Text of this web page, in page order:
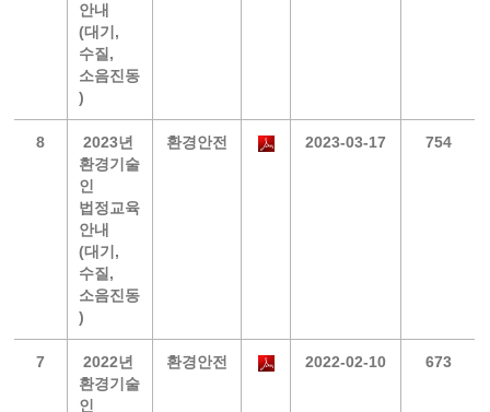
안내
(대기,
수질,
소음진동
)
8
2023년
환경기술
인
법정교육
안내
(대기,
수질,
소음진동
)
환경안전 2023-03-17 754
7
2022년
환경기술
인
환경안전 2022-02-10 673